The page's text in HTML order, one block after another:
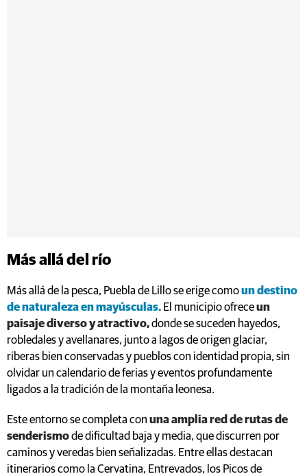
Más allá del río
Más allá de la pesca, Puebla de Lillo se erige comoun destino
de naturaleza en mayúsculas. El municipio ofreceun
paisaje diverso y atractivo,donde se suceden hayedos,
robledales y avellanares, junto a lagos de origen glaciar,
riberas bien conservadas y pueblos con identidad propia, sin
olvidar un calendario de ferias y eventos profundamente
ligados a la tradición de la montaña leonesa.
Este entorno se completa con una amplia red de rutas de
senderismode dificultad baja y media, que discurren por
caminos y veredas bien señalizadas. Entre ellas destacan
itinerarios como la Cervatina, Entrevados, los Picos de